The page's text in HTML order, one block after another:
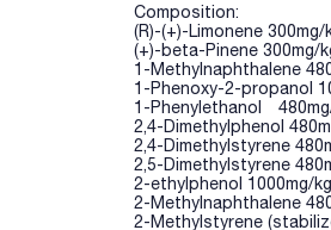
Composition:
(R)-(+)-Limonene
(+)-beta-Pinene 300mg/
1-Methylnaphthalene
1-Phenoxy-2-propanol
1-Phenylethanol
2,4-Dimethylphenol
2,4-Dimethylstyrene
2,5-Dimethylstyrene
2-ethylphenol 1000mg/
2-Methylnaphthalene
2-Methylstyrene